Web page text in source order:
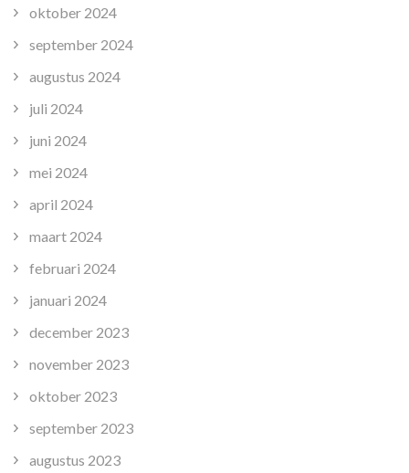
oktober 2024
september 2024
augustus 2024
juli 2024
juni 2024
mei 2024
april 2024
maart 2024
februari 2024
januari 2024
december 2023
november 2023
oktober 2023
september 2023
augustus 2023